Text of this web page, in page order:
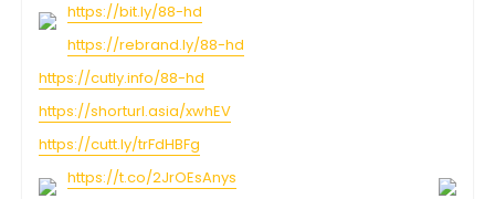
https://bit.ly/88-hd
https://rebrand.ly/88-hd
https://cutly.info/88-hd
https://shorturl.asia/xwhEV
https://cutt.ly/trFdHBFg
https://t.co/2JrOEsAnys